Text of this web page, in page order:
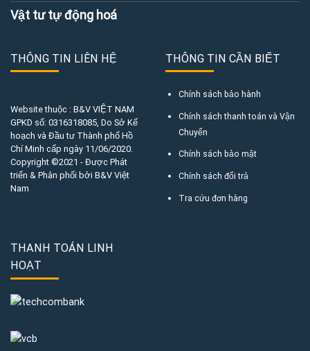
Vật tư tự động hoá
THÔNG TIN LIÊN HỆ
Website thuộc : B&V VIỆT NAM
GPKD số: 0316318085, Do Sở Kế
hoạch và Đầu tư Thành phố Hồ
Chí Minh cấp ngày 11/06/2020.
Copyright ©2021 - Được Phát
triển & Phân phối bởi B&V Việt
Nam
THÔNG TIN CẦN BIẾT
Chính sách bảo hành
Chính sách thanh toán và Vận
Chuyển
Chính sách bảo mật
Chính sách đổi trả
Tra cứu đơn hàng
THANH TOÁN LINH
HOẠT